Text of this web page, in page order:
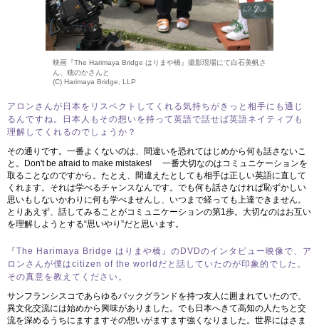
映画『The Harimaya Bridge はりまや橋』撮影現場にて白石美帆さ
ん、穂のかさんと
(C) Harimaya Bridge, LLP
アロンさんが日本をリスペクトしてくれる気持ちがきっと相手にも通じ
るんですね。日本人もその想いを持って英語で話せば英語ネイティブも
理解してくれるのでしょうか？
その通りです。一番よくないのは、間違いを恐れてはじめから何も話さないこ
と。Don't be afraid to make mistakes! 一番大切なのはコミュニケーションを
取ることなのですから。たとえ、間違えたとしても相手は正しい英語に直して
くれます。それは学べるチャンスなんです。でも何も話さなければ恥ずかしい
思いもしないかわりに何も学べませんし、いつまで経っても上達できません。
とりあえず、話してみることがコミュニケーションの第1歩。大切なのはお互い
を理解しようとする“思いやり”だと思います。
『The Harimaya Bridge はりまや橋』のDVDのインタビュー映像で、ア
ロンさんが僕はcitizen of the worldだと話していたのが印象的でした。
その真意を教えてください。
サンフランシスコであらゆるバックグランドを持つ友人に囲まれていたので、
異文化交流には始めから興味がありました。でも日本へきて高知の人たちと交
流を深めるうちにますますその想いがますます強くなりました。世界にはさま